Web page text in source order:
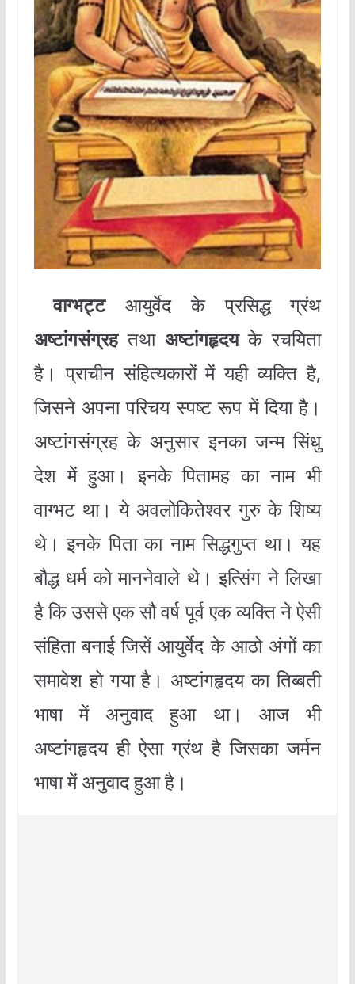
वाग्भट्टआयुर्वेद के प्रसिद्ध ग्रंथ
अष्टांगसंग्रहतथा अष्टांगहृदयके रचयिता
है। प्राचीन संहित्यकारों में यही व्यक्ति है,
जिसने अपना परिचय स्पष्ट रूप में दिया है।
अष्टांगसंग्रह के अनुसार इनका जन्म सिंधु
देश में हुआ। इनके पितामह का नाम भी
वाग्भट था। ये अवलोकितेश्वर गुरु के शिष्य
थे। इनके पिता का नाम सिद्धगुप्त था। यह
बौद्ध धर्म को माननेवाले थे। इत्सिंग ने लिखा
है कि उससे एक सौ वर्ष पूर्व एक व्यक्ति ने ऐसी
संहिता बनाई जिसें आयुर्वेद के आठो अंगों का
समावेश हो गया है। अष्टांगहृदय का तिब्बती
भाषा में अनुवाद हुआ था। आज भी
अष्टांगहृदय ही ऐसा ग्रंथ है जिसका जर्मन
भाषा में अनुवाद हुआ है।